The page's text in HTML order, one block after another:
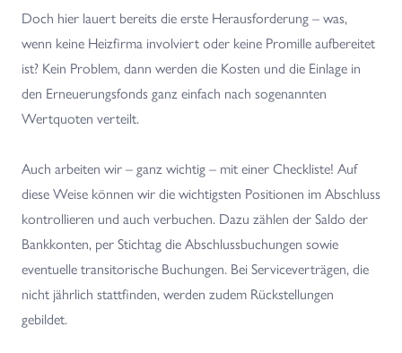
Doch hier lauert bereits die erste Herausforderung – was,
wenn keine Heizfirma involviert oder keine Promille aufbereitet
ist? Kein Problem, dann werden die Kosten und die Einlage in
den Erneuerungsfonds ganz einfach nach sogenannten
Wertquoten verteilt.
Auch arbeiten wir – ganz wichtig – mit einer Checkliste! Auf
diese Weise können wir die wichtigsten Positionen im Abschluss
kontrollieren und auch verbuchen. Dazu zählen der Saldo der
Bankkonten, per Stichtag die Abschlussbuchungen sowie
eventuelle transitorische Buchungen. Bei Serviceverträgen, die
nicht jährlich stattfinden, werden zudem Rückstellungen
gebildet.